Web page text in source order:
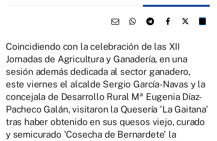
Coincidiendo con la celebración de las XII
Jornadas de Agricultura y Ganadería, en una
sesión además dedicada al sector ganadero,
este viernes el alcalde Sergio García-Navas y la
concejala de Desarrollo Rural Mª Eugenia Díaz-
Pacheco Galán, visitaron la Quesería 'La Gaitana'
tras haber obtenido en sus quesos viejo, curado
y semicurado 'Cosecha de Bernardete' la